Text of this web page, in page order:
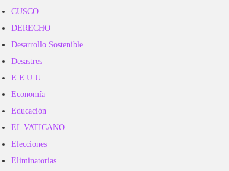
CUSCO
DERECHO
Desarrollo Sostenible
Desastres
E.E.U.U.
Economía
Educación
EL VATICANO
Elecciones
Eliminatorias